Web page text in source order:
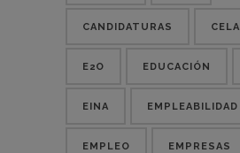
CANDIDATURAS CELA
E2O EDUCACIÓN
EINA EMPLEABILIDAD
EMPLEO EMPRESAS